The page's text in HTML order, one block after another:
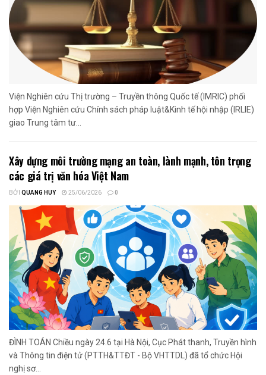
Viện Nghiên cứu Thị trường – Truyền thông Quốc tế (IMRIC) phối
hợp Viện Nghiên cứu Chính sách pháp luật&Kinh tế hội nhập (IRLIE)
giao Trung tâm tư...
Xây dựng môi trường mạng an toàn, lành mạnh, tôn trọng
các giá trị văn hóa Việt Nam
BỞI QUANG HUY 25/06/2026 0
ĐÌNH TOÁN Chiều ngày 24.6 tại Hà Nội, Cục Phát thanh, Truyền hình
và Thông tin điện tử (PTTH&TTĐT - Bộ VHTTDL) đã tổ chức Hội
nghị sơ...